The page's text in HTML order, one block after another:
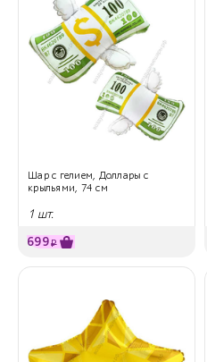
Шар с гелием, Доллары с
крыльями, 74 см
1 шт.
699₽